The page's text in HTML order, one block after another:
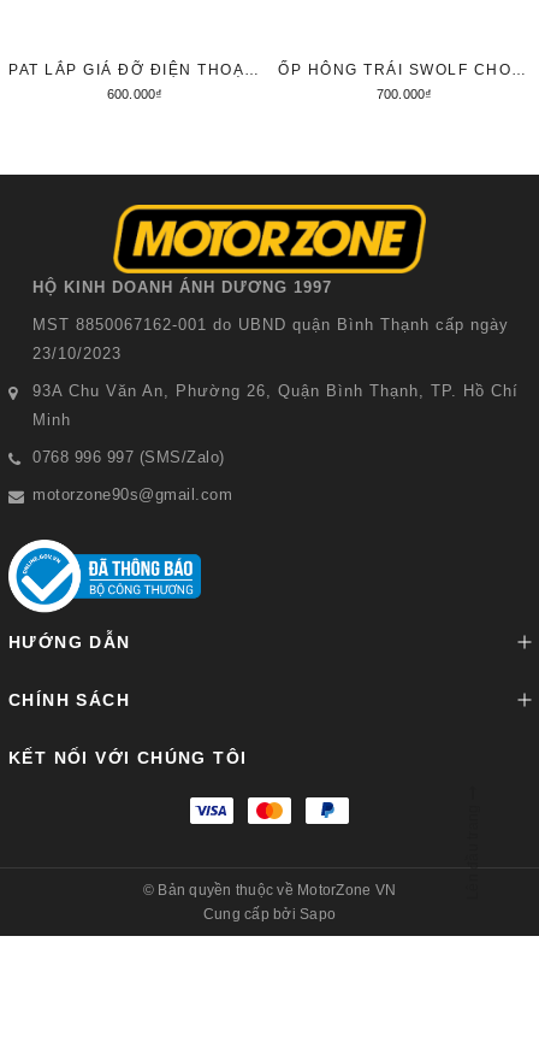
PAT LẮP GIÁ ĐỠ ĐIỆN THOẠI SWOLF CHO HONDA CL500
600.000₫
ỐP HÔNG TRÁI SWOLF CHO HONDA CL500
700.000₫
HỘ KINH DOANH ÁNH DƯƠNG 1997
MST 8850067162-001 do UBND quận Bình Thạnh cấp ngày
23/10/2023
93A Chu Văn An, Phường 26, Quận Bình Thạnh, TP. Hồ Chí
Minh
0768 996 997 (SMS/Zalo)
motorzone90s@gmail.com
HƯỚNG DẪN
CHÍNH SÁCH
KẾT NỐI VỚI CHÚNG TÔI
© Bản quyền thuộc về MotorZone VN
Cung cấp bởi Sapo
Lên đầu trang